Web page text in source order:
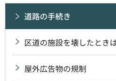
道路の手続き
区道の施設を壊したとき
屋外広告物の規制